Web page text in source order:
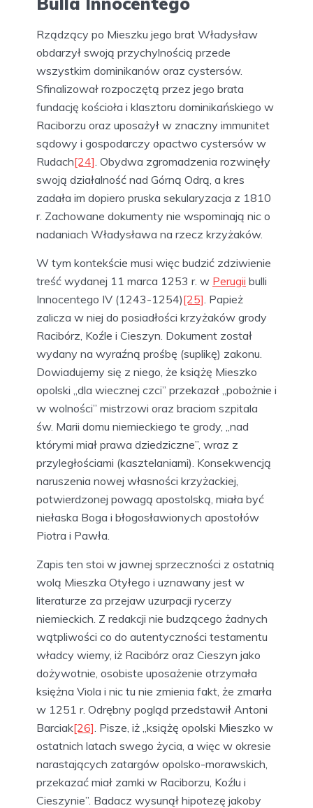
Rządzący po Mieszku jego brat Władysław
obdarzył swoją przychylnością przede
wszystkim dominikanów oraz cystersów.
Sfinalizował rozpoczętą przez jego brata
fundację kościoła i klasztoru dominikańskiego w
Raciborzu oraz uposażył w znaczny immunitet
sądowy i gospodarczy opactwo cystersów w
Rudach[24] . Obydwa zgromadzenia rozwinęły
swoją działalność nad Górną Odrą, a kres
zadała im dopiero pruska sekularyzacja z 1810
r. Zachowane dokumenty nie wspominają nic o
nadaniach Władysława na rzecz krzyżaków.
W tym kontekście musi więc budzić zdziwienie
treść wydanej 11 marca 1253 r. w Perugii bulli
Innocentego IV (1243-1254)[25] . Papież
zalicza w niej do posiadłości krzyżaków grody
Racibórz, Koźle i Cieszyn. Dokument został
wydany na wyraźną prośbę (suplikę) zakonu.
Dowiadujemy się z niego, że książę Mieszko
opolski „dla wiecznej czci” przekazał „pobożnie i
w wolności” mistrzowi oraz braciom szpitala
św. Marii domu niemieckiego te grody, „nad
którymi miał prawa dziedziczne”, wraz z
przyległościami (kasztelaniami). Konsekwencją
naruszenia nowej własności krzyżackiej,
potwierdzonej powagą apostolską, miała być
niełaska Boga i błogosławionych apostołów
Piotra i Pawła.
Zapis ten stoi w jawnej sprzeczności z ostatnią
wolą Mieszka Otyłego i uznawany jest w
literaturze za przejaw uzurpacji rycerzy
niemieckich. Z redakcji nie budzącego żadnych
wątpliwości co do autentyczności testamentu
władcy wiemy, iż Racibórz oraz Cieszyn jako
dożywotnie, osobiste uposażenie otrzymała
księżna Viola i nic tu nie zmienia fakt, że zmarła
w 1251 r. Odrębny pogląd przedstawił Antoni
Barciak[26] . Pisze, iż „książę opolski Mieszko w
ostatnich latach swego życia, a więc w okresie
narastających zatargów opolsko-morawskich,
przekazać miał zamki w Raciborzu, Koźlu i
Cieszynie”. Badacz wysunął hipotezę jakoby